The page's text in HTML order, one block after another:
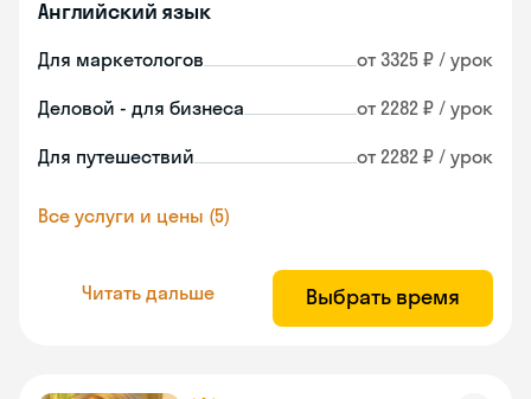
Английский язык
Для маркетологов от 3325 ₽ / урок
Деловой - для бизнеса от 2282 ₽ / урок
Для путешествий от 2282 ₽ / урок
Все услуги и цены (5)
Читать дальше Выбрать время